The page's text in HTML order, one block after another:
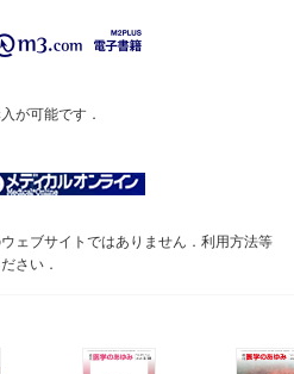
が可能です．
ェブサイトではありません．利用方法等
さい．